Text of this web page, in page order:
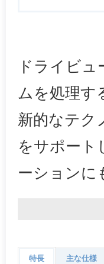
ドライビ
ムを処理す
新的なテク
をサポート
ーションに
特長 主な仕様